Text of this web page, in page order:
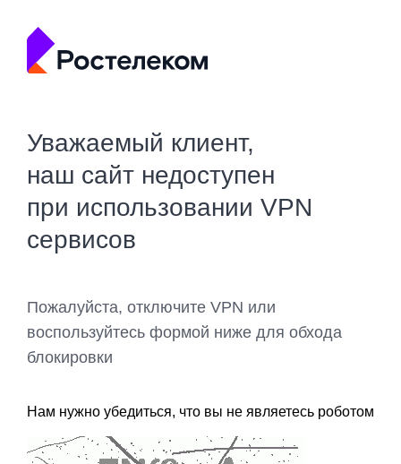
Уважаемый клиент,
наш сайт недоступен
при использовании VPN
сервисов
Пожалуйста, отключите VPN или
воспользуйтесь формой ниже для обхода
блокировки
Нам нужно убедиться, что вы не являетесь роботом